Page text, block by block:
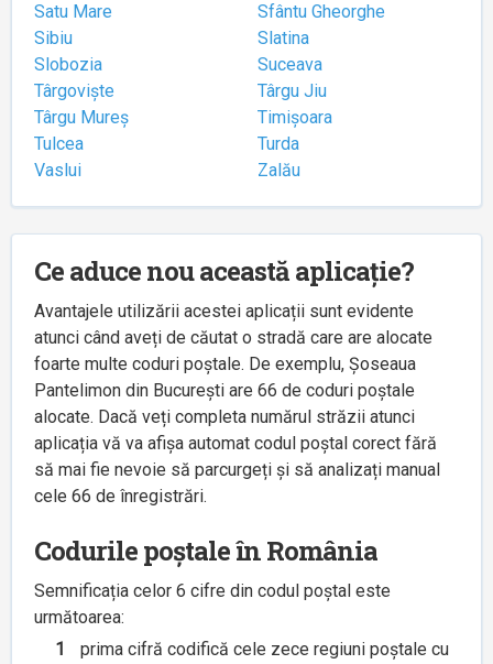
Satu Mare
Sfântu Gheorghe
Sibiu
Slatina
Slobozia
Suceava
Târgoviște
Târgu Jiu
Târgu Mureș
Timișoara
Tulcea
Turda
Vaslui
Zalău
Ce aduce nou această aplicație?
Avantajele utilizării acestei aplicații sunt evidente
atunci când aveți de căutat o stradă care are alocate
foarte multe coduri poștale. De exemplu, Șoseaua
Pantelimon din București are 66 de coduri poștale
alocate. Dacă veți completa numărul străzii atunci
aplicația vă va afișa automat codul poștal corect fără
să mai fie nevoie să parcurgeți și să analizați manual
cele 66 de înregistrări.
Codurile poștale în România
Semnificația celor 6 cifre din codul poștal este
următoarea:
1
prima cifră codifică cele zece regiuni poștale cu